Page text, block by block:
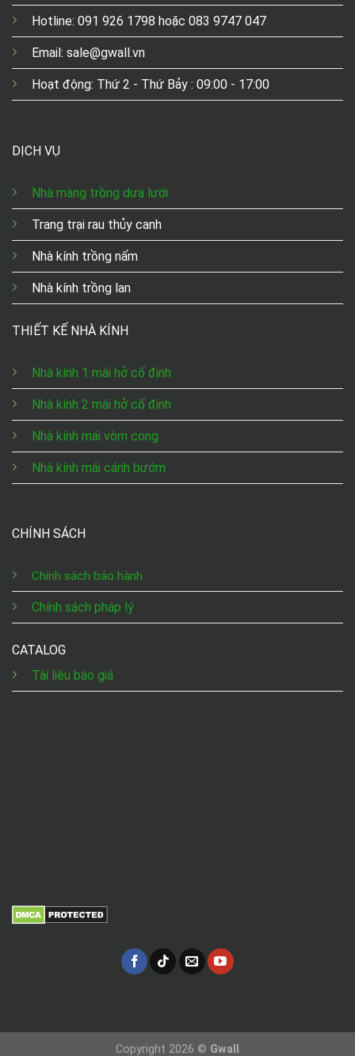
Hotline: 091 926 1798 hoặc 083 9747 047
Email: sale@gwall.vn
Hoạt động: Thứ 2 - Thứ Bảy : 09:00 - 17:00
DỊCH VỤ
Nhà màng trồng dưa lưới
Trang trại rau thủy canh
Nhà kính trồng nấm
Nhà kính trồng lan
THIẾT KẾ NHÀ KÍNH
Nhà kính 1 mái hở cố định
Nhà kính 2 mái hở cố định
Nhà kính mái vòm cong
Nhà kính mái cánh bướm
CHÍNH SÁCH
Chính sách bảo hành
Chính sách pháp lý
CATALOG
Tài liệu báo giá
Copyright 2026 © Gwall